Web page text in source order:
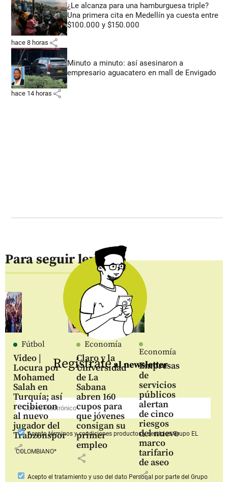
¿Le alcanza para una hamburguesa triple?
Una primera cita en Medellín ya cuesta entre
$100.000 y $150.000
hace 8 horas share
Minuto a minuto: así asesinaron a
empresario aguacatero en mall de Envigado
hace 14 horas share
Para seguir leyendo
Fútbol
Video |
Locura por
Mohamed
Salah en
Turquía; así
recibieron
al nuevo
jugador del
Trabzonspor
share
Economía
Claro y la
Universidad
de La
Sabana
abren 160
cupos para
que jóvenes
consigan su
primer
empleo
share
Economía
Empresas
de
servicios
públicos
alertan
de cinco
riesgos
del nuevo
marco
tarifario
de aseo
share
Regístrateal newsletter
Aceptotérminos y condiciones productos y serviciosGrupo EL
COLOMBIANO*
Acepto el tratamiento y uso del dato Personal por parte del Grupo